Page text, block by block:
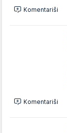
Komentariši
Komentariši